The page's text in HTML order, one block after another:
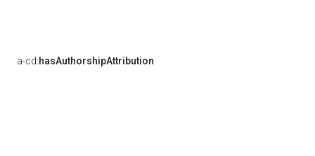
a-cd:hasAuthorshipAttribution